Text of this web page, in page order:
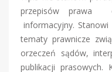
przepisów prawa
informacyjny.
tematy prawnicze
orzeczeń sądów,
publikacji prasowych.